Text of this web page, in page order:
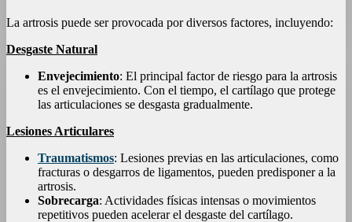
La artrosis puede ser provocada por diversos factores, incluyendo:
Desgaste Natural
Envejecimiento: El principal factor de riesgo para la artrosis
es el envejecimiento. Con el tiempo, el cartílago que protege
las articulaciones se desgasta gradualmente.
Lesiones Articulares
Traumatismos: Lesiones previas en las articulaciones, como
fracturas o desgarros de ligamentos, pueden predisponer a la
artrosis.
Sobrecarga: Actividades físicas intensas o movimientos
repetitivos pueden acelerar el desgaste del cartílago.